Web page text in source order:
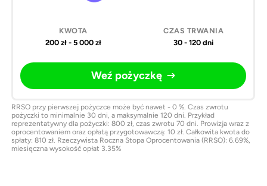
200 zł - 5 000 zł 30 - 120 dni
Weź pożyczkę
RRSO przy pierwszej pożyczce może być nawet - 0 %. Czas zwrotu
pożyczki to minimalnie 30 dni, a maksymalnie 120 dni. Przykład
reprezentatywny dla pożyczki: 800 zł, czas zwrotu 70 dni. Prowizja wraz z
oprocentowaniem oraz opłatą przygotowawczą: 10 zł. Całkowita kwota do
spłaty: 810 zł. Rzeczywista Roczna Stopa Oprocentowania (RRSO): 6.69%,
miesięczna wysokość opłat 3.35%